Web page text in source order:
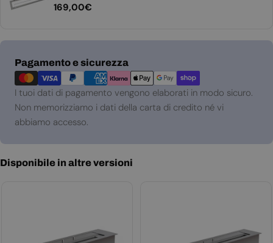
Prezzo
169,00€
Pagamento e sicurezza
Metodi
di
pagamento
I tuoi dati di pagamento vengono elaborati in modo sicuro.
Non memorizziamo i dati della carta di credito né vi
abbiamo accesso.
Disponibile in altre versioni